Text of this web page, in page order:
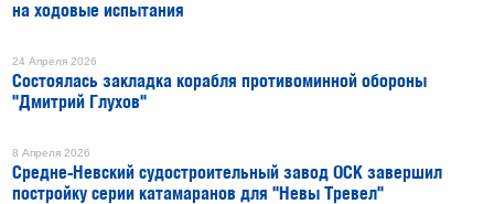
на ходовые испытания
24 Апреля 2026
Состоялась закладка корабля противоминной обороны
"Дмитрий Глухов"
8 Апреля 2026
Средне-Невский судостроительный завод ОСК завершил
постройку серии катамаранов для "Невы Тревел"